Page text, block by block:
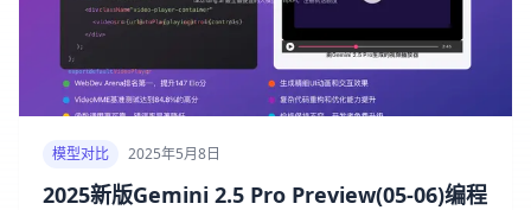
模型对比 2025年5月8日
2025新版Gemini 2.5 Pro Preview(05-06)编程